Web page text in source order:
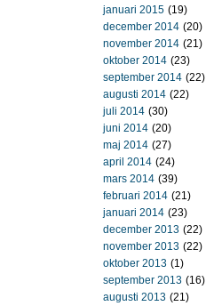
januari 2015 (19)
december 2014 (20)
november 2014 (21)
oktober 2014 (23)
september 2014 (22)
augusti 2014 (22)
juli 2014 (30)
juni 2014 (20)
maj 2014 (27)
april 2014 (24)
mars 2014 (39)
februari 2014 (21)
januari 2014 (23)
december 2013 (22)
november 2013 (22)
oktober 2013 (1)
september 2013 (16)
augusti 2013 (21)